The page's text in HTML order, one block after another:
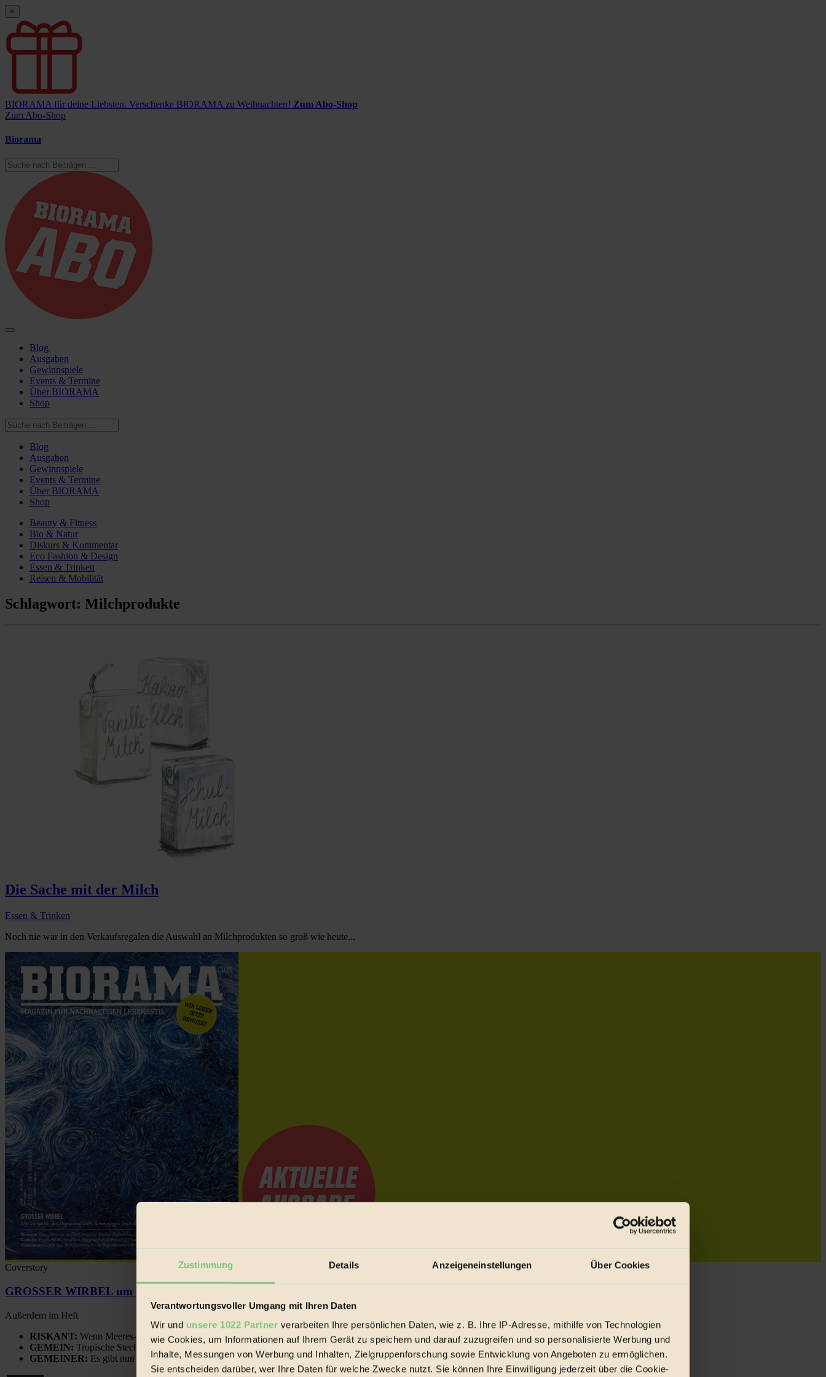
Zustimmung Details Anzeigeneinstellungen Über Cookies
Verantwortungsvoller Umgang mit Ihren Daten
Wir und unsere 1022 Partner verarbeiten Ihre persönlichen Daten, wie z. B. Ihre IP-Adresse, mithilfe von Technologien
wie Cookies, um Informationen auf Ihrem Gerät zu speichern und darauf zuzugreifen und so personalisierte Werbung und
Inhalte, Messungen von Werbung und Inhalten, Zielgruppenforschung sowie Entwicklung von Angeboten zu ermöglichen.
Sie entscheiden darüber, wer Ihre Daten für welche Zwecke nutzt. Sie können Ihre Einwilligung jederzeit über die Cookie-
×
BIORAMA für deine Liebsten. Verschenke BIORAMA zu Weihnachten! Zum Abo-Shop
Zum Abo-Shop
Biorama
Blog
Ausgaben
Gewinnspiele
Events & Termine
Über BIORAMA
Shop
Blog
Ausgaben
Gewinnspiele
Events & Termine
Über BIORAMA
Shop
Beauty & Fitness
Bio & Natur
Diskurs & Kommentar
Eco Fashion & Design
Essen & Trinken
Reisen & Mobilität
Schlagwort: Milchprodukte
Die Sache mit der Milch
Essen & Trinken
Noch nie war in den Verkaufsregalen die Auswahl an Milchprodukten so groß wie heute...
Coverstory
GROSSER WIRBEL um Versuche, den Ozean und seine Bewegungen festzuhalten.
Außerdem im Heft
RISKANT: Wenn Meeres- und Wildvögel im Freilandhühnerbetrieb vorbeischauen.
GEMEIN: Tropische Stechmücken fühlen sich in Mitteleuropa inziwschen oft zu Hause.
GEMEINER: Es gibt nun Weinflaschen, die nach Entleerung voll wieder zu dir zurückkommen.